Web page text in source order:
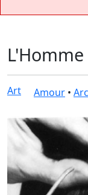
Art Amour •